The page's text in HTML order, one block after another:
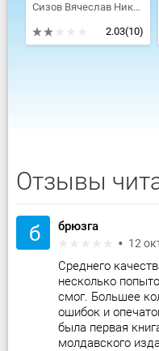
Сизов Вячеслав Николаевич
2.03(10)
Отзывы
б брюзга
12
Среднего
несколько
смог. Большее
ошибок и
была первая
молдавского